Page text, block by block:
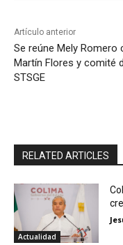
Artículo anterior
Se reúne Mely Romero
Martín Flores y comité
STSGE
RELATED ARTICLES
Actualidad